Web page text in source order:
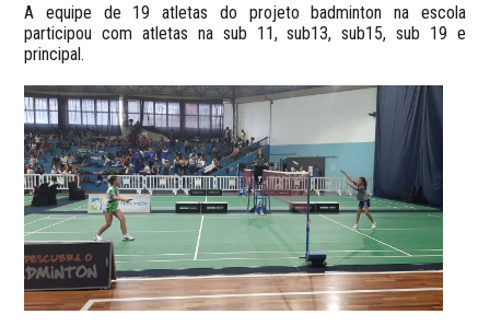
A equipe de 19 atletas do projeto badminton na escola
participou com atletas na sub 11, sub13, sub15, sub 19 e
principal.